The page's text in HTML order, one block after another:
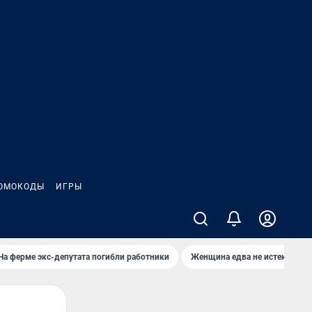
ИГРЫ
ферме экс-депутата погибли работники Женщина едва не истекла